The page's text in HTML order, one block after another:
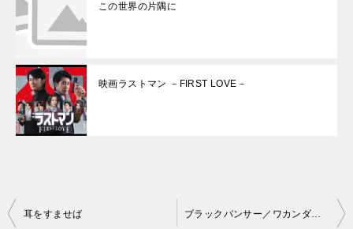
この世界の片隅に
映画ラストマン －FIRST LOVE－
投
耳をすませば ブラックパンサー／ワカンダ・フォーエバー